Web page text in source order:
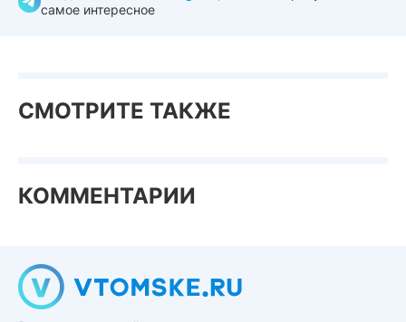
самое интересное
СМОТРИТЕ ТАКЖЕ
КОММЕНТАРИИ